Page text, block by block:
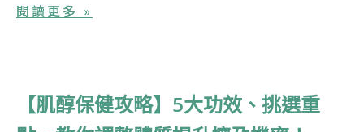
閱讀更多 »
【肌醇保健攻略】5大功效、挑選重